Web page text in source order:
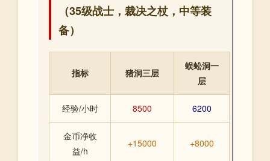
（35级战士，裁决之杖，中等装
备）
指标 猪洞三层
蜈蚣洞一
层
经验/小时 8500 6200
金币净收
益/h
+15000 +8000